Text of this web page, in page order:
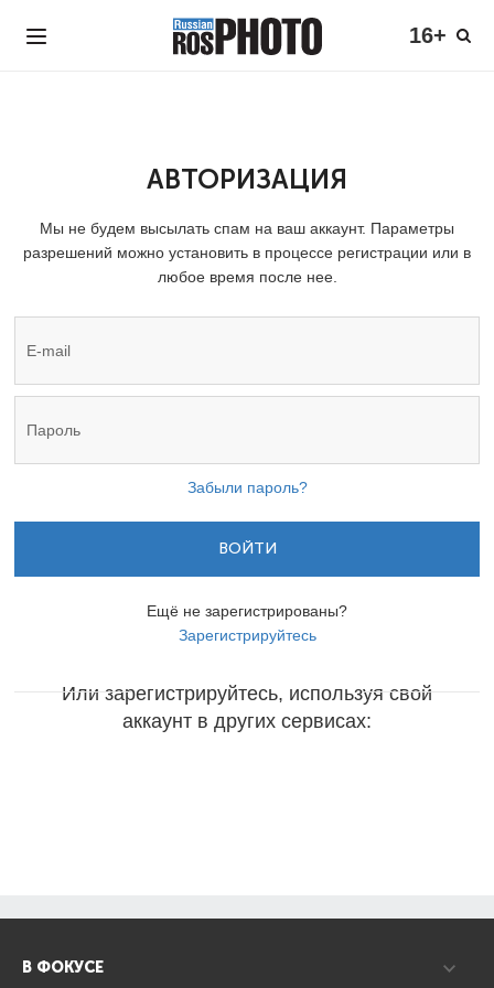
16+
АВТОРИЗАЦИЯ
Мы не будем высылать спам на ваш аккаунт. Параметры
разрешений можно установить в процессе регистрации или в
любое время после нее.
Забыли пароль?
ВОЙТИ
Ещё не зарегистрированы?
Зарегистрируйтесь
Или зарегистрируйтесь, используя свой
аккаунт в других сервисах:
В ФОКУСЕ